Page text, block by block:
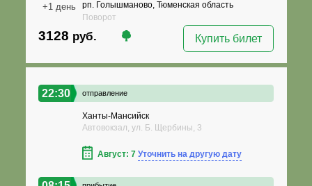
+1 день
рп. Голышманово, Тюменская область
Поворот
3128 руб. Купить билет
22:30 отправление
Ханты-Мансийск
Автовокзал, ул. Б. Щербины, 3
Август: 7 Уточнить на другую дату